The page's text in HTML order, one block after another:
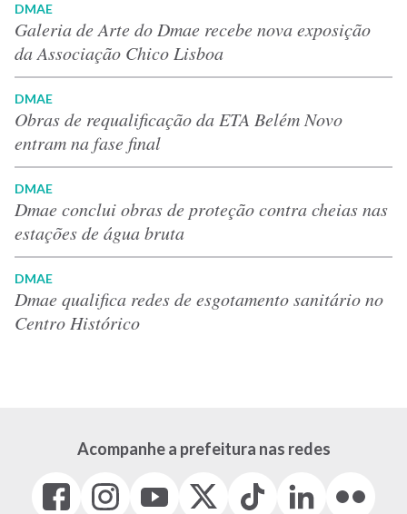
DMAE
Galeria de Arte do Dmae recebe nova exposição
da Associação Chico Lisboa
DMAE
Obras de requalificação da ETA Belém Novo
entram na fase final
DMAE
Dmae conclui obras de proteção contra cheias nas
estações de água bruta
DMAE
Dmae qualifica redes de esgotamento sanitário no
Centro Histórico
Acompanhe a prefeitura nas redes
Facebook
(link
Instagram
(link
(link
(Antigo
Tiktok
(link
LinkedIn
(link
(link